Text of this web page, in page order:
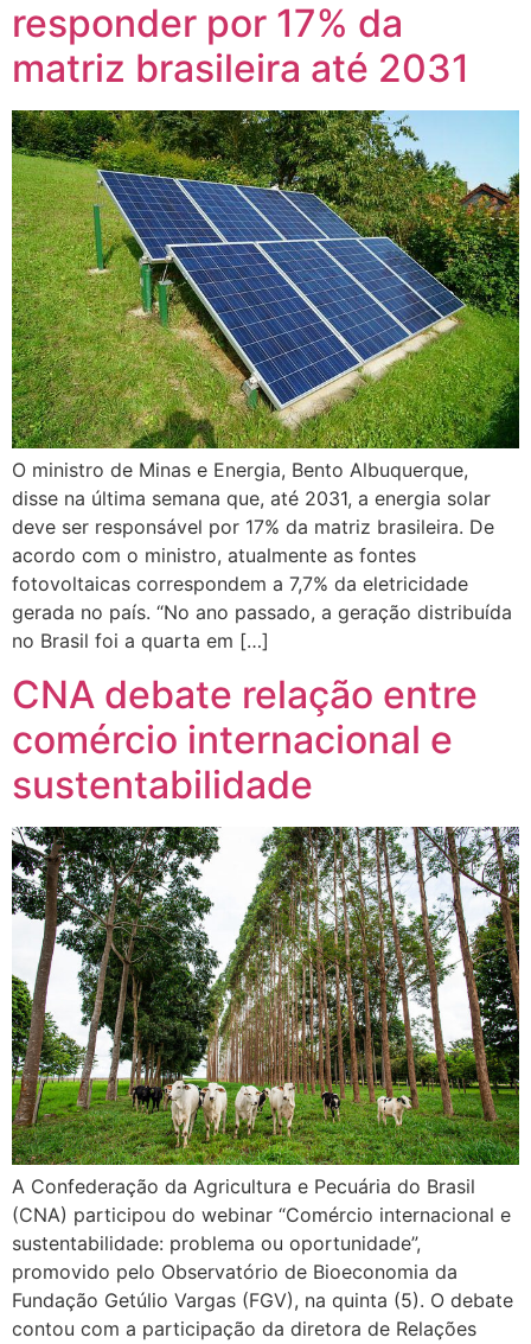
responder por 17% da
matriz brasileira até 2031
O ministro de Minas e Energia, Bento Albuquerque,
disse na última semana que, até 2031, a energia solar
deve ser responsável por 17% da matriz brasileira. De
acordo com o ministro, atualmente as fontes
fotovoltaicas correspondem a 7,7% da eletricidade
gerada no país. “No ano passado, a geração distribuída
no Brasil foi a quarta em […]
CNA debate relação entre
comércio internacional e
sustentabilidade
A Confederação da Agricultura e Pecuária do Brasil
(CNA) participou do webinar “Comércio internacional e
sustentabilidade: problema ou oportunidade”,
promovido pelo Observatório de Bioeconomia da
Fundação Getúlio Vargas (FGV), na quinta (5). O debate
contou com a participação da diretora de Relações